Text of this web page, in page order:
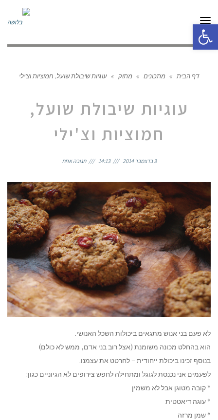
פתח סרגל נגישות
תפריט
דף הבית » מתכונים » מתוק » עוגיות שיבולת שועל, חמוציות וצ'ילי
עוגיות שיבולת שועל,
חמוציות וצ'ילי
3 בדצמבר 2014 14:13 תגובה אחת
לא פעם בני אנוש מתגאים ביכולות השכל האנושי.
הוא בהחלט מכונה משומנת (אצל רוב בני אדם, ממש לא כולם)
בנוסף זכינו ביכולת ייחודית – לחרטט את עצמנו.
לפעמים אני נכנסת לגוגל ומתחילה לחפש צירופים לא הגיוניים כגון:
* קובה מטוגן אבל לא משמין
* עוגה דיאטטית
* שמן מרזה